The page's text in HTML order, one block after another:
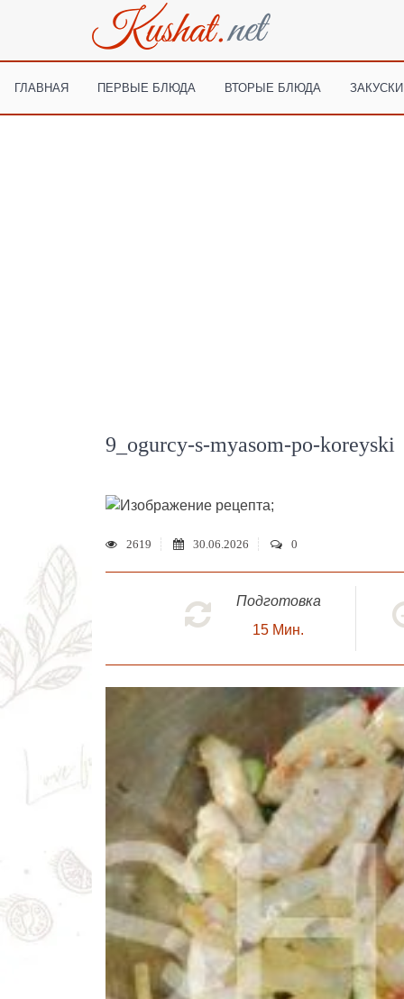
ГЛАВНАЯ ПЕРВЫЕ БЛЮДА ВТОРЫЕ БЛЮДА ЗАКУСКИ
9_ogurcy-s-myasom-po-koreyski
;
2619 30.06.2026 0
Подготовка
15 Мин.